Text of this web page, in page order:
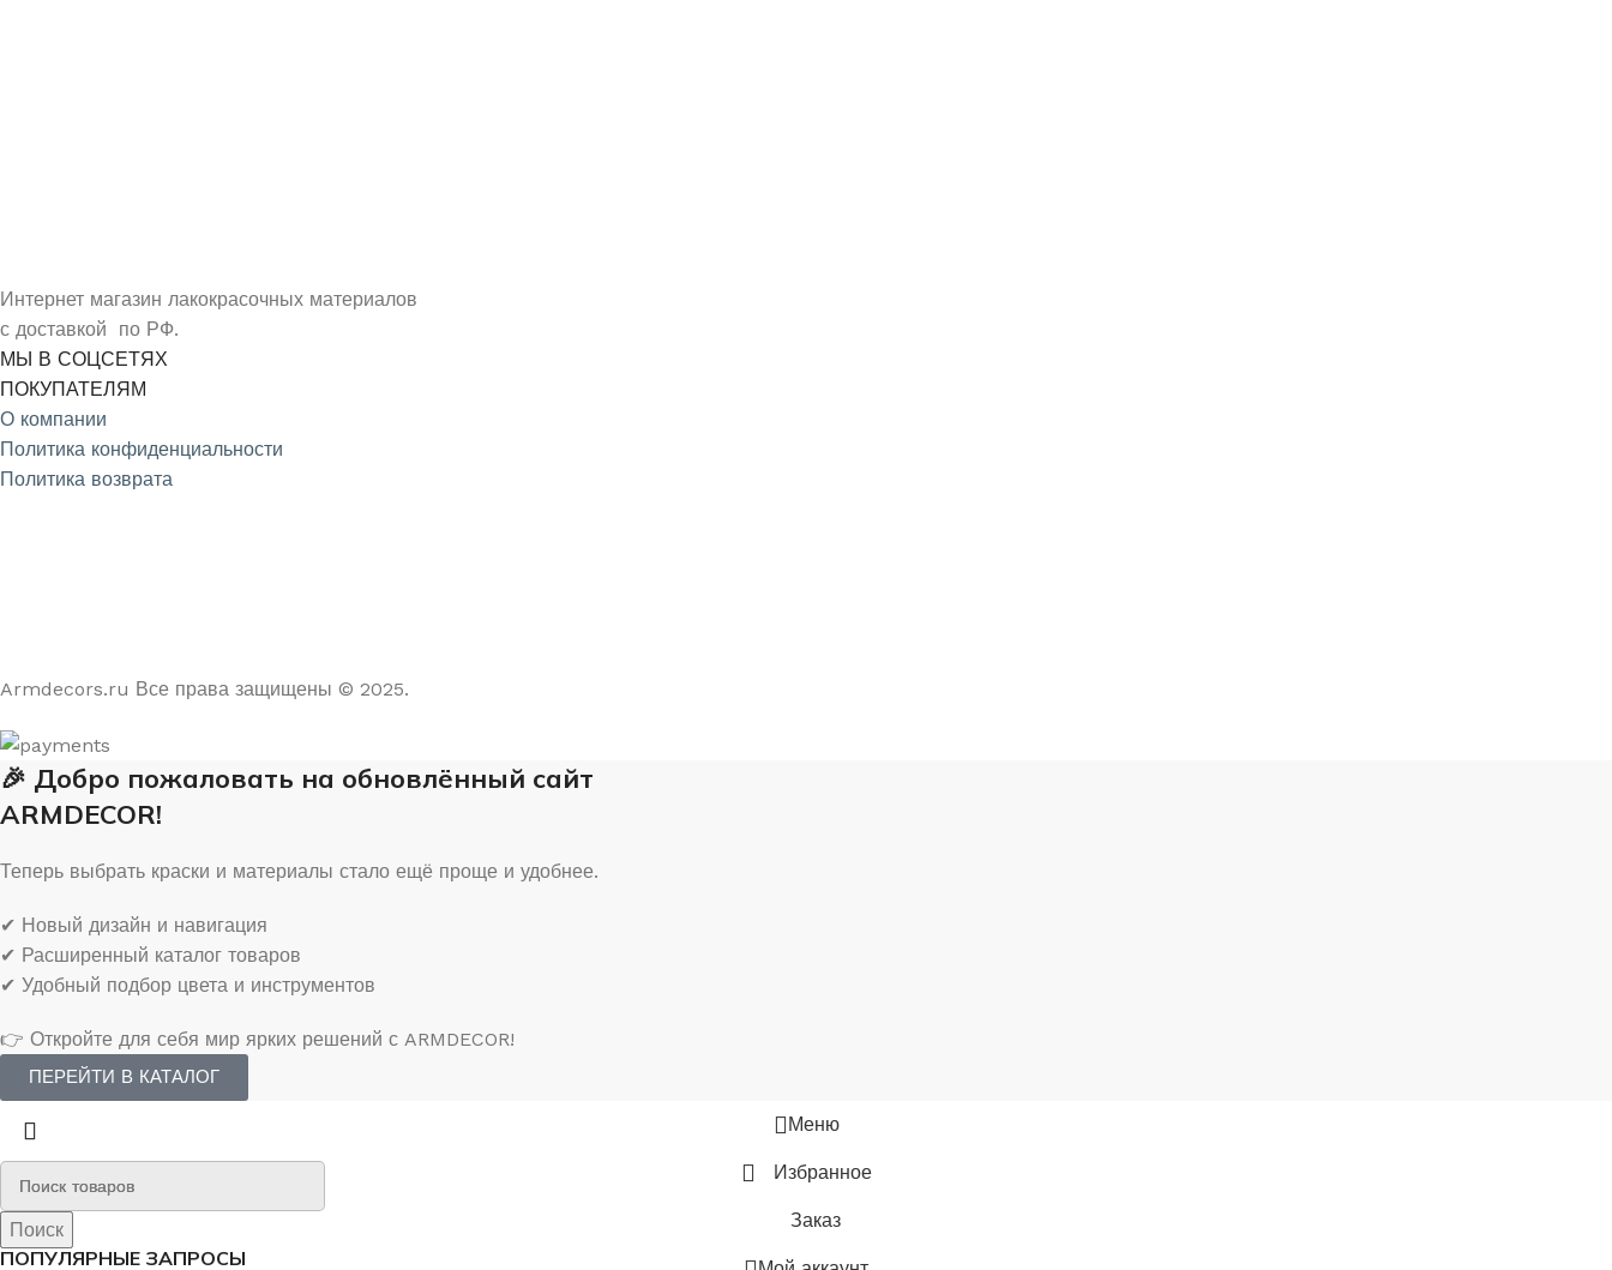
Интернет магазин лакокрасочных материалов
с доставкой по РФ.
МЫ В СОЦСЕТЯХ
ПОКУПАТЕЛЯМ
О компании
Политика конфиденциальности
Политика возврата
Armdecors.ru Все права защищены © 2025. ​
🎉 Добро пожаловать на обновлённый сайт
ARMDECOR!
Теперь выбрать краски и материалы стало ещё проще и удобнее.
✔ Новый дизайн и навигация
✔ Расширенный каталог товаров
✔ Удобный подбор цвета и инструментов
👉 Откройте для себя мир ярких решений с ARMDECOR!
ПЕРЕЙТИ В КАТАЛОГ
Поиск
ПОПУЛЯРНЫЕ ЗАПРОСЫ
Поиск
Меню
Избранное
Заказ